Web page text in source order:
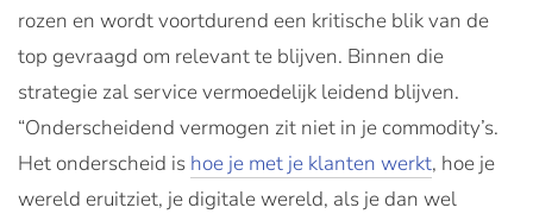
rozen en wordt voortdurend een kritische blik van de
top gevraagd om relevant te blijven. Binnen die
strategie zal service vermoedelijk leidend blijven.
“Onderscheidend vermogen zit niet in je commodity’s.
Het onderscheid is hoe je met je klanten werkt, hoe je
wereld eruitziet, je digitale wereld, als je dan wel